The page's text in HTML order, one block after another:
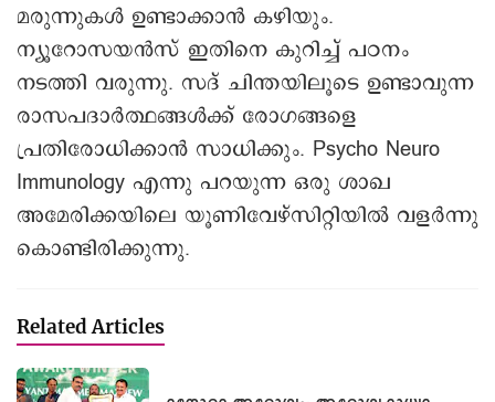
മരുന്നുകൾ ഉണ്ടാക്കാൻ കഴിയും.
ന്യൂറോസയൻസ് ഇതിനെ കുറിച്ച് പഠനം
നടത്തി വരുന്നു. സദ് ചിന്തയിലൂടെ ഉണ്ടാവുന്ന
രാസപദാർത്ഥങ്ങൾക്ക് രോഗങ്ങളെ
പ്രതിരോധിക്കാൻ സാധിക്കും. Psycho Neuro
Immunology എന്നു പറയുന്ന ഒരു ശാഖ
അമേരിക്കയിലെ യൂണിവേഴ്സിറ്റിയിൽ വളർന്നു
കൊണ്ടിരിക്കുന്നു.
Related Articles